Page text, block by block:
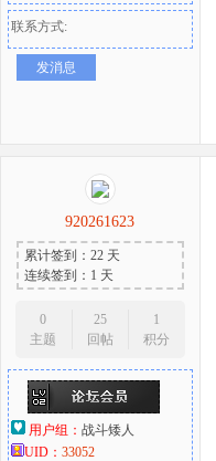
联系方式:
发消息
920261623
累计签到：22 天
连续签到：1 天
0
主题
25
回帖
1
积分
用户组： 战斗矮人
UID： 33052